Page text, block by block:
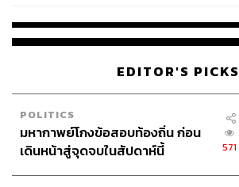
EDITOR'S PICKS
POLITICS
มหากาพย์โกงข้อสอบท้องถิ่น ก่อน
เดินหน้าสู่จุดจบในสัปดาห์นี้
571